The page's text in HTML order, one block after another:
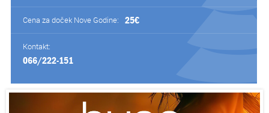
Cena za doček Nove Godine: 25€
Kontakt:
066/222-151